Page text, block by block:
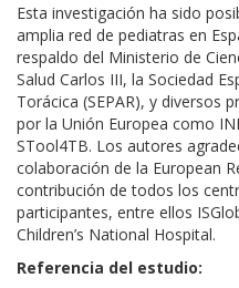
Esta investigación ha sido
amplia red de pediatras en
respaldo del Ministerio de
Salud Carlos III, la Sociedad
Torácica (SEPAR), y diversos
por la Unión Europea como
STool4TB. Los autores
colaboración de la European
contribución de todos los
participantes, entre ellos
Children’s National Hospital.
Referencia del estudio: